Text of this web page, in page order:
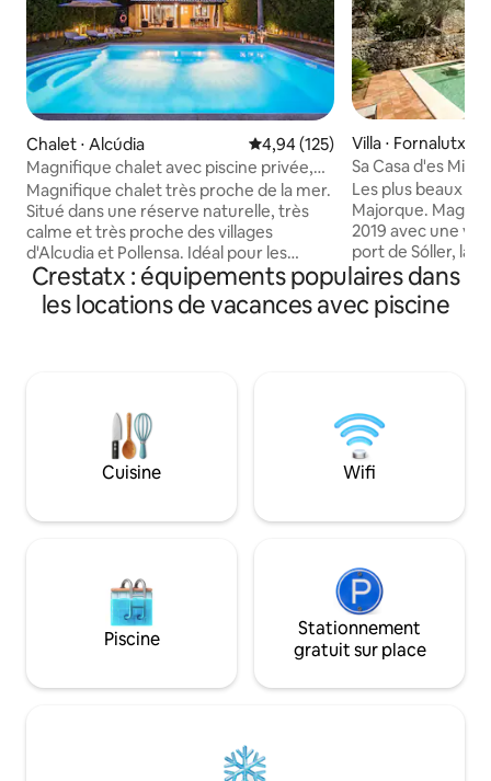
Chalet ⋅ Alcúdia Évaluation moyenne sur la
4,94 (125)
Magnifique chalet avec piscine privée,
AACC et Wifi
Magnifique chalet très proche de la mer.
Situé dans une réserve naturelle, très
calme et très proche des villages
d'Alcudia et Pollensa. Idéal pour les
familles avec et sans enfants et pour les
personnes qui aiment profiter de l'île à
vélo. Il a tout ce dont vous avez besoin
micro-ondes, fer à repasser, sèche-
cheveux et tout ce dont vous avez
besoin pour rendre votre séjour aussi
confortable que possible
Villa ⋅ Fornalutx
Sa Casa d'es
Stunn
Les plus beaux
Majorque.
2019 avec une
port de Sóller, la
La maison est
seulement 5
ville de
piscine avec
<br>Détendez-
amis en profitant
sur les couchers
Crestatx : équipements populaires dans
les locations de vacances avec piscine
Cuisine Wifi
Piscine
Stationnement
gratuit sur place